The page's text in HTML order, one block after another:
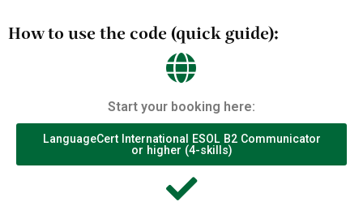
How to use the code (quick guide):
Start your booking here:
LanguageCert International ESOL B2 Communicator
or higher (4-skills)